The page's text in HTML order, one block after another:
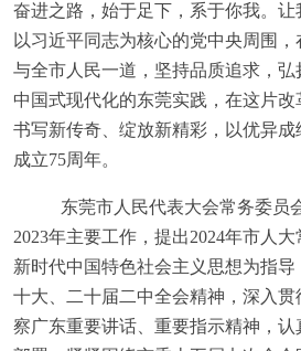
奋进之路，始于足下，系于你我。
以习近平同志为核心的党中央周围，
与全市人民一道，坚持品质追求，
中国式现代化的东莞实践，在这片
书写新传奇、绽放新精彩，以优异成
成立75周年。
东莞市人民代表大会常务委员
2023年主要工作，提出2024年市人大
新时代中国特色社会主义思想为指
十大、二十届二中全会精神，深入
察广东重要讲话、重要指示精神，认